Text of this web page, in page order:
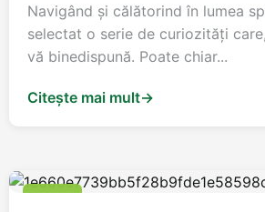
Navigând și călătorind în lumea
selectat o serie de curiozități
vă binedispună. Poate chiar...
Citește mai mult→
SPORT